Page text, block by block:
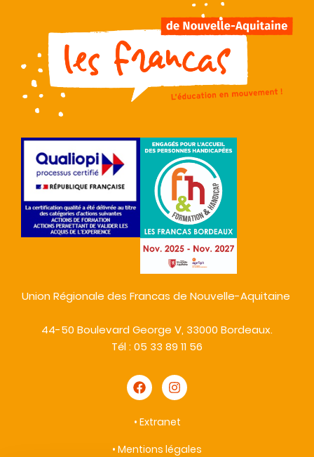
Union Régionale des Francas de Nouvelle-Aquitaine
44-50 Boulevard George V, 33000 Bordeaux.
Tél : 05 33 89 11 56
• Extranet
• Mentions légales